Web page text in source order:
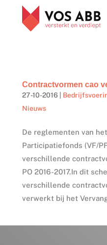
Contractvormen cao
27-10-2016|
Nieuws
De reglementen van
Participatiefonds (VF/
verschillende
PO 2016-2017.In dit
verschillende
verwerkt bij het